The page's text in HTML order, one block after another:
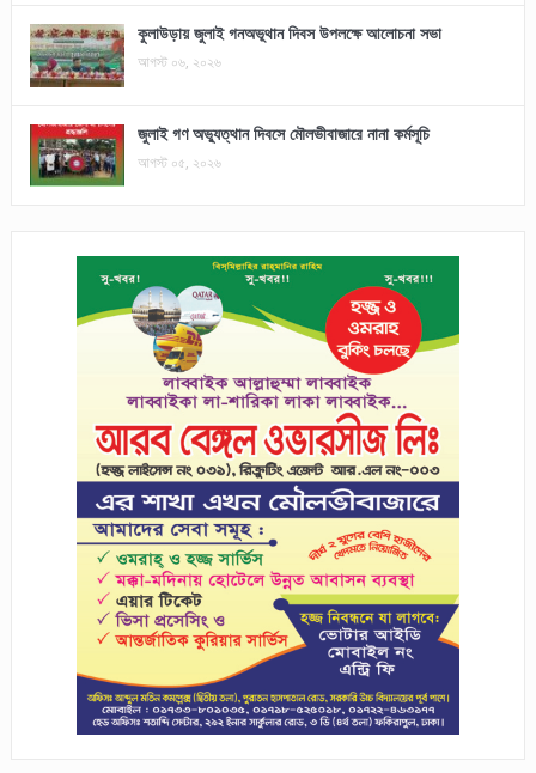
কুলাউড়ায় জুলাই গনঅভূথান দিবস উপলক্ষে আলোচনা সভা
আগস্ট ০৬, ২০২৬
জুলাই গণ অভ্যুত্থান দিবসে মৌলভীবাজারে নানা কর্মসূচি
আগস্ট ০৫, ২০২৬